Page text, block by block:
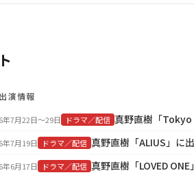
演情報
年7月22日〜29日 ドラマ／配信 真野直樹「
年7月19日 ドラマ／配信 真野直樹「ALIUS」に
年6月17日 ドラマ／配信 真野直樹「LOVED